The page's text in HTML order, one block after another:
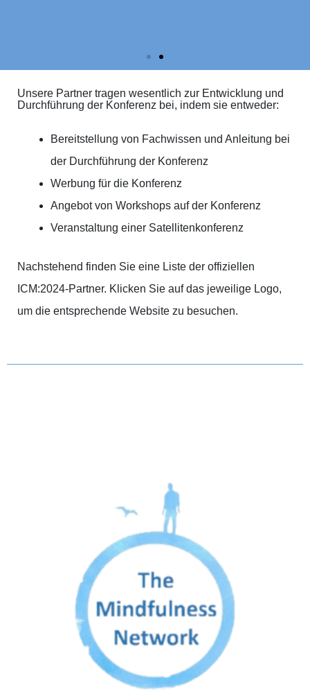
ICM:2024
IN EINER SICH
VERÄNDERNDEN
WELT
UNSERE PARTNER
ICM:2024
IN EINER SICH
VERÄNDERNDEN
WELT
UNSERE PARTNER
ICM:2024
IN EINER SICH
VERÄNDERNDEN
WELT
UNSERE PARTNER
ICM:2024
IN EINER SICH
VERÄNDERNDEN
WELT
UNSERE PARTNER
ICM:2024
IN EINER SICH
VERÄNDERNDEN
WELT
UNSERE PARTNER
ICM:2024
IN EINER SICH
VERÄNDERNDEN
WELT
UNSERE PARTNER
Unsere Partner tragen wesentlich zur Entwicklung und
Durchführung der Konferenz bei, indem sie entweder:
Bereitstellung von Fachwissen und Anleitung bei
der Durchführung der Konferenz
Werbung für die Konferenz
Angebot von Workshops auf der Konferenz
Veranstaltung einer Satellitenkonferenz
Nachstehend finden Sie eine Liste der offiziellen
ICM:2024-Partner. Klicken Sie auf das jeweilige Logo,
um die entsprechende Website zu besuchen.